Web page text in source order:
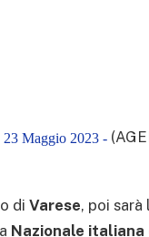
23 Maggio 2023 -
di Varese, poi sarà
Nazionale italiana